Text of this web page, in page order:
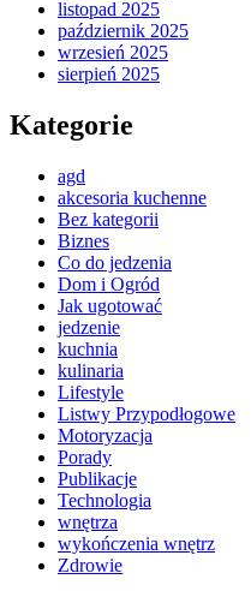
listopad 2025
październik 2025
wrzesień 2025
sierpień 2025
Kategorie
agd
akcesoria kuchenne
Bez kategorii
Biznes
Co do jedzenia
Dom i Ogród
Jak ugotować
jedzenie
kuchnia
kulinaria
Lifestyle
Listwy Przypodłogowe
Motoryzacja
Porady
Publikacje
Technologia
wnętrza
wykończenia wnętrz
Zdrowie